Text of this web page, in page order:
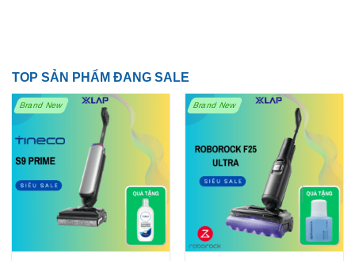
TOP SẢN PHẨM ĐANG SALE
Brand New Brand New